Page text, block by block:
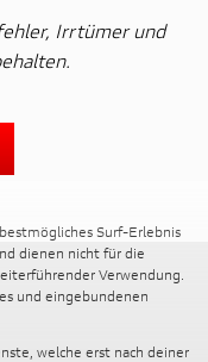
Irrtümer und
Surf-Erlebnis
dienen nicht für die
Verwendung.
und eingebundenen
welche erst nach deiner